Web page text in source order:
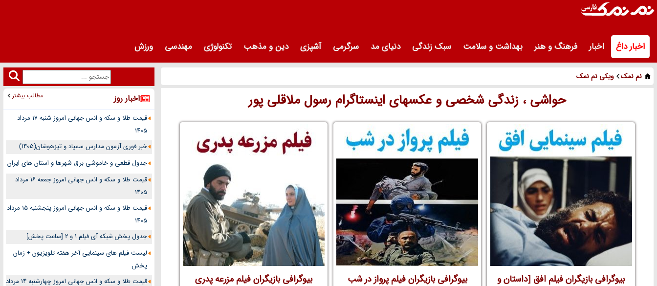
اخبار داغ اخبار فرهنگ و هنر بهداشت و سلامت سبک زندگی دنیای مد سرگرمی آشپزی دین و مذهب تکنولوژی مهندسی ورزش
نم نمک ویکی نم نمک
حواشی ، زندگی شخصی و عکسهای اینستاگرام رسول ملاقلی پور
بیوگرافی بازیگران فیلم افق [داستان و
بیوگرافی بازیگران فیلم پرواز در شب
بیوگرافی بازیگران فیلم مزرعه پدری
اخبار روز مطالب بیشتر
قیمت طلا و سکه و انس جهانی امروز شنبه ۱۷ مرداد
۱۴۰۵
خبر فوری آزمون مدارس سمپاد و تیزهوشان(1405)
جدول قطعی و خاموشی برق شهرها و استان های ایران
قیمت طلا و سکه و انس جهانی امروز جمعه ۱۶ مرداد
۱۴۰۵
قیمت طلا و سکه و انس جهانی امروز پنجشنبه ۱۵ مرداد
۱۴۰۵
جدول پخش شبکه آی فیلم 1 و 2 [ساعت پخش]
لیست فیلم های سینمایی آخر هفته تلویزیون + زمان
پخش
قیمت طلا و سکه و انس جهانی امروز چهارشنبه ۱۴ مرداد